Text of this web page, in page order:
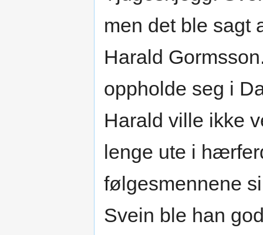
men det ble sagt
Harald
oppholde seg i
Harald ville ikke
lenge ute i
følgesmennene
Svein ble han